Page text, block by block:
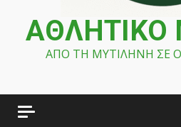
ΑΠΟ ΤΗ ΜΥΤΙΛΗΝΗ ΣΕ